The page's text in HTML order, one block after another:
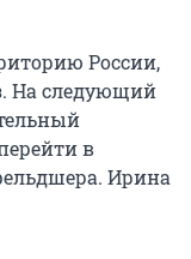
России,
На следующий
в
Ирина